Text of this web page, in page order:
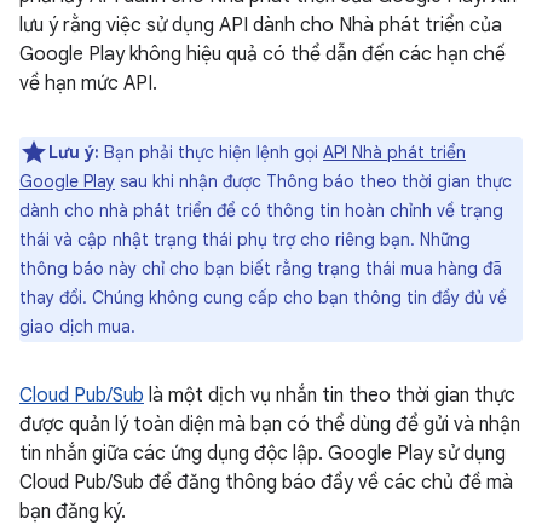
lưu ý rằng việc sử dụng API dành cho Nhà phát triển của
Google Play không hiệu quả có thể dẫn đến các hạn chế
về hạn mức API.
Lưu ý: Bạn phải thực hiện lệnh gọi API Nhà phát triển
Google Play sau khi nhận được Thông báo theo thời gian thực
dành cho nhà phát triển để có thông tin hoàn chỉnh về trạng
thái và cập nhật trạng thái phụ trợ cho riêng bạn. Những
thông báo này chỉ cho bạn biết rằng trạng thái mua hàng đã
thay đổi. Chúng không cung cấp cho bạn thông tin đầy đủ về
giao dịch mua.
Cloud Pub/Sub là một dịch vụ nhắn tin theo thời gian thực
được quản lý toàn diện mà bạn có thể dùng để gửi và nhận
tin nhắn giữa các ứng dụng độc lập. Google Play sử dụng
Cloud Pub/Sub để đăng thông báo đẩy về các chủ đề mà
bạn đăng ký.